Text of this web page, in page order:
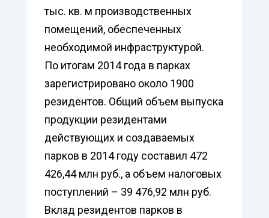
тыс. кв. м производственных
помещений, обеспеченных
необходимой инфраструктурой.
По итогам 2014 года в парках
зарегистрировано около 1900
резидентов. Общий объем выпуска
продукции резидентами
действующих и создаваемых
парков в 2014 году составил 472
426,44 млн руб., а объем налоговых
поступлений – 39 476,92 млн руб.
Вклад резидентов парков в